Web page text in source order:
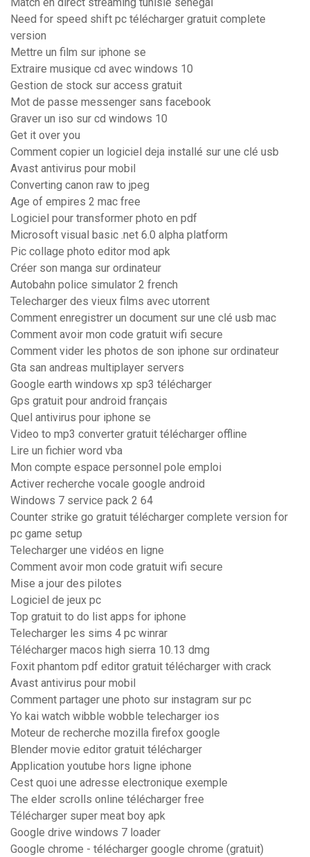
Match en direct streaming tunisie senegal
Need for speed shift pc télécharger gratuit complete
version
Mettre un film sur iphone se
Extraire musique cd avec windows 10
Gestion de stock sur access gratuit
Mot de passe messenger sans facebook
Graver un iso sur cd windows 10
Get it over you
Comment copier un logiciel deja installé sur une clé usb
Avast antivirus pour mobil
Converting canon raw to jpeg
Age of empires 2 mac free
Logiciel pour transformer photo en pdf
Microsoft visual basic .net 6.0 alpha platform
Pic collage photo editor mod apk
Créer son manga sur ordinateur
Autobahn police simulator 2 french
Telecharger des vieux films avec utorrent
Comment enregistrer un document sur une clé usb mac
Comment avoir mon code gratuit wifi secure
Comment vider les photos de son iphone sur ordinateur
Gta san andreas multiplayer servers
Google earth windows xp sp3 télécharger
Gps gratuit pour android français
Quel antivirus pour iphone se
Video to mp3 converter gratuit télécharger offline
Lire un fichier word vba
Mon compte espace personnel pole emploi
Activer recherche vocale google android
Windows 7 service pack 2 64
Counter strike go gratuit télécharger complete version for
pc game setup
Telecharger une vidéos en ligne
Comment avoir mon code gratuit wifi secure
Mise a jour des pilotes
Logiciel de jeux pc
Top gratuit to do list apps for iphone
Telecharger les sims 4 pc winrar
Télécharger macos high sierra 10.13 dmg
Foxit phantom pdf editor gratuit télécharger with crack
Avast antivirus pour mobil
Comment partager une photo sur instagram sur pc
Yo kai watch wibble wobble telecharger ios
Moteur de recherche mozilla firefox google
Blender movie editor gratuit télécharger
Application youtube hors ligne iphone
Cest quoi une adresse electronique exemple
The elder scrolls online télécharger free
Télécharger super meat boy apk
Google drive windows 7 loader
Google chrome - télécharger google chrome (gratuit)